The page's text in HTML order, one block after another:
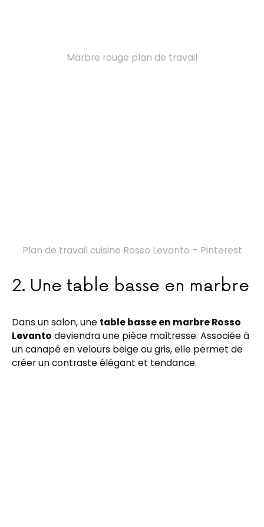
Marbre rouge plan de travail
Plan de travail cuisine Rosso Levanto – Pinterest
2. Une table basse en marbre
Dans un salon, une table basse en marbre Rosso
Levanto deviendra une pièce maîtresse. Associée à
un canapé en velours beige ou gris, elle permet de
créer un contraste élégant et tendance.